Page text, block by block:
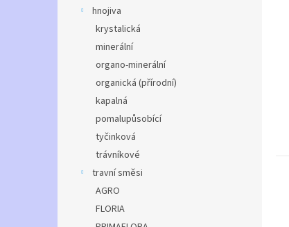
hnojiva
krystalická
minerální
organo-minerální
organická (přírodní)
kapalná
pomalupůsobící
tyčinková
trávníkové
travní směsi
AGRO
FLORIA